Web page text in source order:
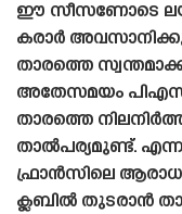
ഈ സീസണോടെ
കരാർ
താരത്തെ
അതേസമയം
താരത്തെ
താൽപര്യമുണ്ട്.
ഫ്രാൻസിലെ
ക്ലബിൽ തുടരാൻ